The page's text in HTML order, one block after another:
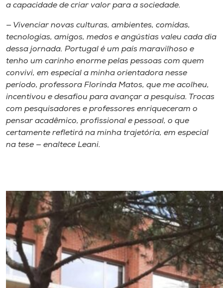
a capacidade de criar valor para a sociedade.
— Vivenciar novas culturas, ambientes, comidas,
tecnologias, amigos, medos e angústias valeu cada dia
dessa jornada. Portugal é um país maravilhoso e
tenho um carinho enorme pelas pessoas com quem
convivi, em especial a minha orientadora nesse
período, professora Florinda Matos, que me acolheu,
incentivou e desafiou para avançar a pesquisa. Trocas
com pesquisadores e professores enriqueceram o
pensar acadêmico, profissional e pessoal, o que
certamente refletirá na minha trajetória, em especial
na tese — enaltece Leani.